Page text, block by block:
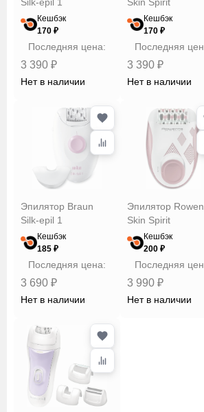
Кешбэк
170 ₽
Последняя цена:
3 390 ₽
Нет в наличии
Кешбэк
170 ₽
Последняя
3 390 ₽
Нет в наличии
Эпилятор Braun
Silk-epil 1
Кешбэк
185 ₽
Последняя цена:
3 690 ₽
Нет в наличии
Эпилятор
Skin Spirit
Кешбэк
200 ₽
Последняя
3 990 ₽
Нет в наличии